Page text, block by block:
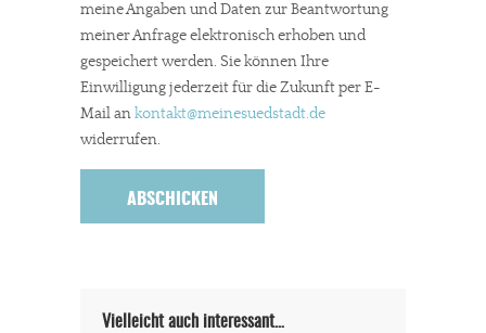
meine Angaben und Daten zur Beantwortung
meiner Anfrage elektronisch erhoben und
gespeichert werden. Sie können Ihre
Einwilligung jederzeit für die Zukunft per E-
Mail ankontakt@meinesuedstadt.de
widerrufen.
Vielleicht auch interessant…